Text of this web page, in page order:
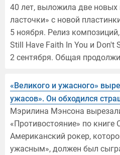
40 лет, выложила две новых
ласточки» с новой
5 ноября. Релиз
Still Have Faith In You и Don't
2 сентября. Общая
«Великого и ужасного»
ужасов». Он обходился
Мэрилина Мэнсона
«Противостояние» по книге
Американский рокер,
ужасным», должен был